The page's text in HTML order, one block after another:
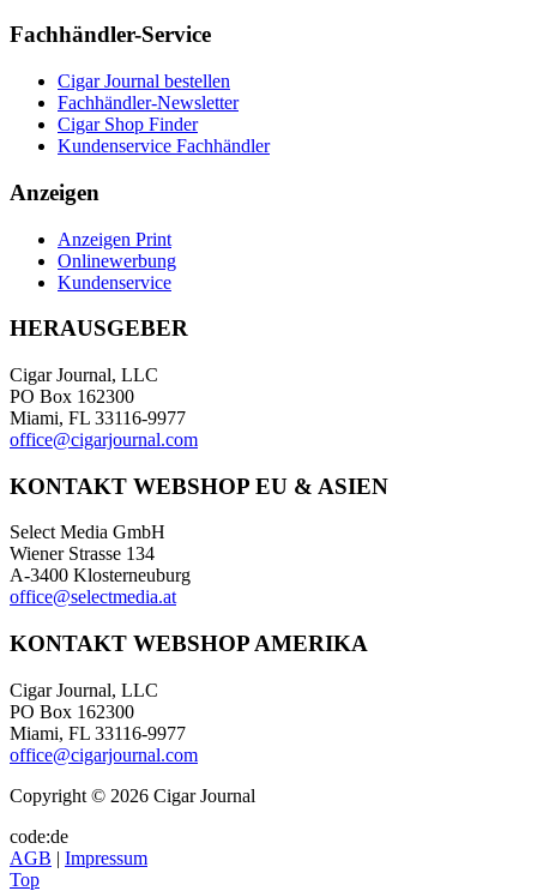
Fachhändler-Service
Cigar Journal bestellen
Fachhändler-Newsletter
Cigar Shop Finder
Kundenservice Fachhändler
Anzeigen
Anzeigen Print
Onlinewerbung
Kundenservice
HERAUSGEBER
Cigar Journal, LLC
PO Box 162300
Miami, FL 33116-9977
office@cigarjournal.com
KONTAKT WEBSHOP EU & ASIEN
Select Media GmbH
Wiener Strasse 134
A-3400 Klosterneuburg
office@selectmedia.at
KONTAKT WEBSHOP AMERIKA
Cigar Journal, LLC
PO Box 162300
Miami, FL 33116-9977
office@cigarjournal.com
Copyright © 2026 Cigar Journal
code:de
AGB | Impressum
Top